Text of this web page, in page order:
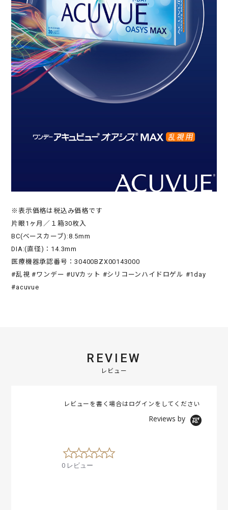
※表示価格は税込み価格です
片眼1ヶ月／１箱30枚入
BC(ベースカーブ):8.5mm
DIA:(直径)：14.3mm
医療機器承認番号：30400BZX00143000
#乱視 #ワンデー #UVカット #シリコーンハイドロゲル #1day
#acuvue
REVIEW
レビュー
レビューを書く場合はログイン をしてください
Reviews by
0
.
0 レビュー